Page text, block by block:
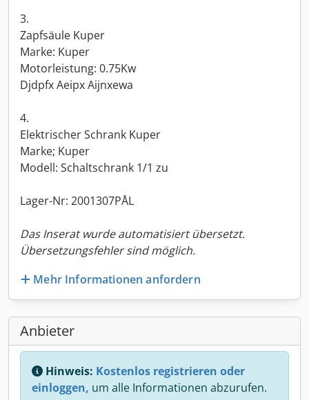
3.
Zapfsäule Kuper
Marke: Kuper
Motorleistung: 0.75Kw
Djdpfx Aeipx Aijnxewa
4.
Elektrischer Schrank Kuper
Marke; Kuper
Modell: Schaltschrank 1/1 zu
Lager-Nr: 2001307PÅL
Das Inserat wurde automatisiert übersetzt.
Übersetzungsfehler sind möglich.
Mehr Informationen anfordern
Anbieter
Hinweis: Kostenlos registrieren oder
einloggen, um alle Informationen abzurufen.